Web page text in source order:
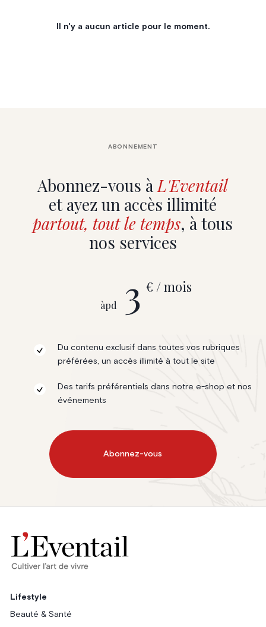
Il n'y a aucun article pour le moment.
Abonnez-vous àL'Eventail
et ayez un accès illimité
partout, tout le temps, à tous
nos services
ABONNEMENT
àpd 3 € / mois
Du contenu exclusif dans toutes vos rubriques
préférées, un accès illimité à tout le site
Des tarifs préférentiels dans notre e-shop et nos
événements
Abonnez-vous
Lifestyle
Beauté & Santé